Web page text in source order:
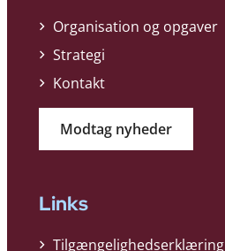
Organisation og opgaver
Strategi
Kontakt
Modtag nyheder
Links
Tilgængelighedserklæring